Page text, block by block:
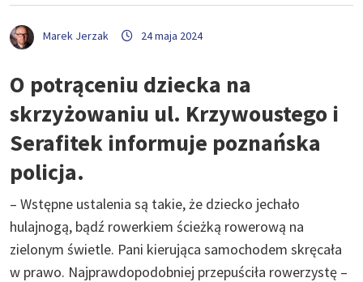
Marek Jerzak 24 maja 2024
O potrąceniu dziecka na
skrzyżowaniu ul. Krzywoustego i
Serafitek informuje poznańska
policja.
– Wstępne ustalenia są takie, że dziecko jechało
hulajnogą, bądź rowerkiem ścieżką rowerową na
zielonym świetle. Pani kierująca samochodem skręcała
w prawo. Najprawdopodobniej przepuściła rowerzystę –